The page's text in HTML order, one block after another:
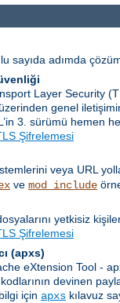
sayıda adımda
Layer Security
genel
3. sürümü hemen
Şifrelemesi
veya URL
ve mod_include
yetkisiz
Şifrelemesi
(apxs)
eXtension Tool -
devinen
için apxs kılavuz